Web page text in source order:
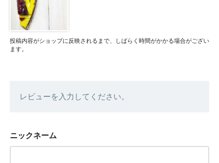
投稿内容がショップに反映されるまで、しばらく時間がかかる場合がござい
ます。
レビューを入力してください。
ニックネーム